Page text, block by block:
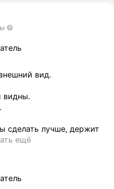
вид.
видны.
сделать лучше, держит
ещё